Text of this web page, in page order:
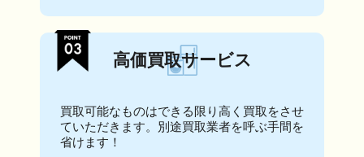
高価買取サービス
買取可能なものはできる限り高く買取をさせ
ていただきます。別途買取業者を呼ぶ手間を
省けます！